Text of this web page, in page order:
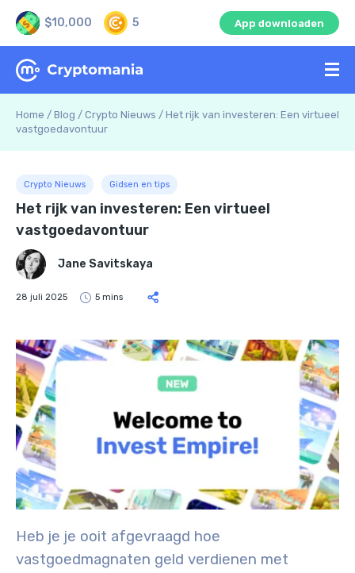
$10,000 5 App downloaden
Home / Blog / Crypto Nieuws / Het rijk van investeren: Een virtueel
vastgoedavontuur
Crypto Nieuws Gidsen en tips
Het rijk van investeren: Een virtueel
vastgoedavontuur
Jane Savitskaya
28 juli 2025 5 mins
Heb je je ooit afgevraagd hoe
vastgoedmagnaten geld verdienen met